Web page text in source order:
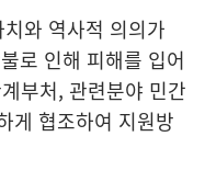
와 역사적 의의가
로 인해 피해를 입어
부처, 관련분야 민간
게 협조하여 지원방